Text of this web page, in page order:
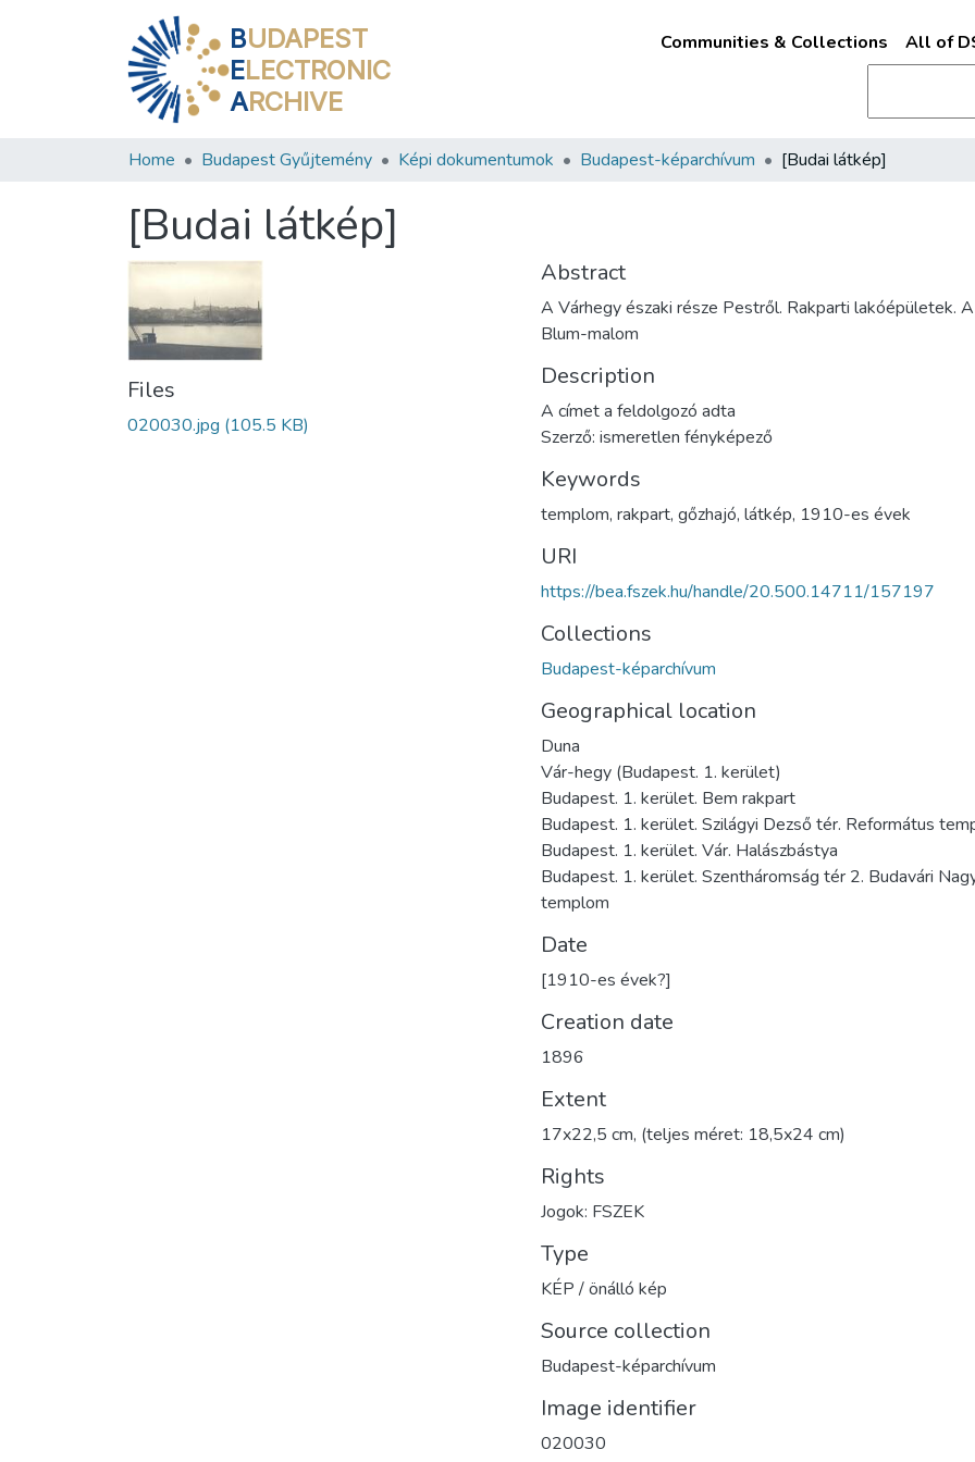
BUDAPEST
ELECTRONIC
ARCHIVE
Communities & Collections All of
Home Budapest Gyűjtemény Képi dokumentumok Budapest-képarchívum [Budai látkép]
[Budai látkép]
Files
020030.jpg (105.5 KB)
Abstract
A Várhegy északi része Pestről. Rakparti lakóépületek.
Blum-malom
Description
A címet a feldolgozó adta
Szerző: ismeretlen fényképező
Keywords
templom, rakpart, gőzhajó, látkép, 1910-es évek
URI
https://bea.fszek.hu/handle/20.500.14711/157197
Collections
Budapest-képarchívum
Geographical location
Duna
Vár-hegy (Budapest. 1. kerület)
Budapest. 1. kerület. Bem rakpart
Budapest. 1. kerület. Szilágyi Dezső tér. Református
Budapest. 1. kerület. Vár. Halászbástya
Budapest. 1. kerület. Szentháromság tér 2. Budavári
templom
Date
[1910-es évek?]
Creation date
1896
Extent
17x22,5 cm, (teljes méret: 18,5x24 cm)
Rights
Jogok: FSZEK
Type
KÉP / önálló kép
Source collection
Budapest-képarchívum
Image identifier
020030